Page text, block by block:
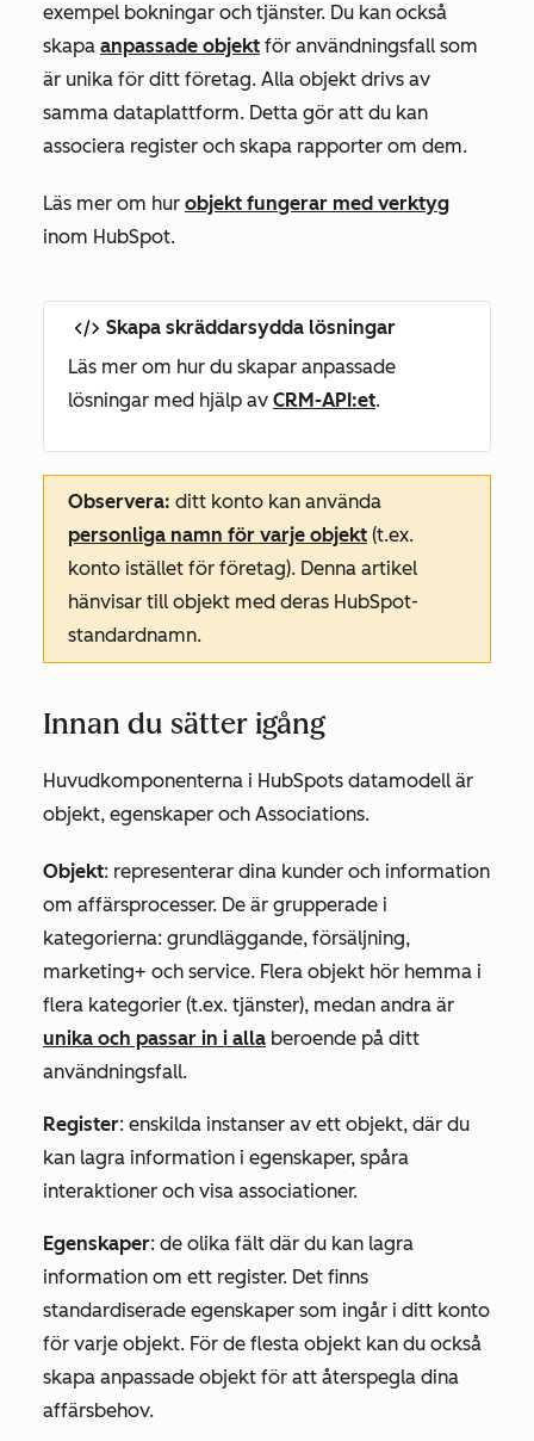
exempel bokningar och tjänster. Du kan också
skapa anpassade objekt för användningsfall som
är unika för ditt företag. Alla objekt drivs av
samma dataplattform. Detta gör att du kan
associera register och skapa rapporter om dem.
Läs mer om hur objekt fungerar med verktyg
inom HubSpot.
Skapa skräddarsydda lösningar
Läs mer om hur du skapar anpassade
lösningar med hjälp av CRM-API:et.
Observera: ditt konto kan använda
personliga namn för varje objekt (t.ex.
konto istället för företag). Denna artikel
hänvisar till objekt med deras HubSpot-
standardnamn.
Innan du sätter igång
Huvudkomponenterna i HubSpots datamodell är
objekt, egenskaper och Associations.
Objekt: representerar dina kunder och information
om affärsprocesser. De är grupperade i
kategorierna: grundläggande, försäljning,
marketing+ och service. Flera objekt hör hemma i
flera kategorier (t.ex. tjänster), medan andra är
unika och passar in i alla beroende på ditt
användningsfall.
Register: enskilda instanser av ett objekt, där du
kan lagra information i egenskaper, spåra
interaktioner och visa associationer.
Egenskaper: de olika fält där du kan lagra
information om ett register. Det finns
standardiserade egenskaper som ingår i ditt konto
för varje objekt. För de flesta objekt kan du också
skapa anpassade objekt för att återspegla dina
affärsbehov.